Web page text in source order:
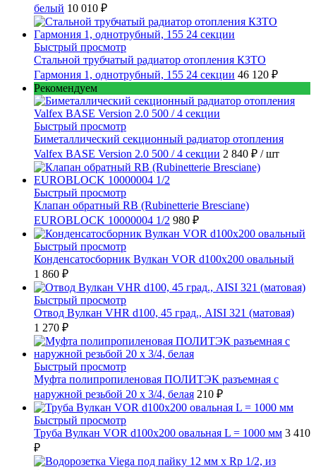
белый 10 010 ₽
Быстрый просмотр
Стальной трубчатый радиатор отопления КЗТО
Гармония 1, однотрубный, 155 24 секции 46 120 ₽
Рекомендуем
Быстрый просмотр
Биметаллический секционный радиатор отопления
Valfex BASE Version 2.0 500 / 4 секции 2 840 ₽ / шт
Быстрый просмотр
Клапан обратный RB (Rubinetterie Bresciane)
EUROBLOCK 10000004 1/2 980 ₽
Быстрый просмотр
Конденсатосборник Вулкан VOR d100x200 овальный
1 860 ₽
Быстрый просмотр
Отвод Вулкан VHR d100, 45 град., AISI 321 (матовая)
1 270 ₽
Быстрый просмотр
Муфта полипропиленовая ПОЛИТЭК разъемная с
наружной резьбой 20 x 3/4, белая 210 ₽
Быстрый просмотр
Труба Вулкан VOR d100x200 овальная L = 1000 мм 3 410
₽